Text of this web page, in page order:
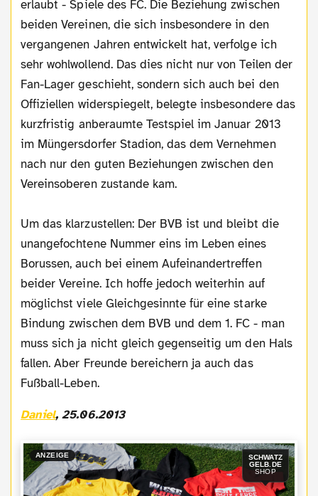
erlaubt - Spiele des FC. Die Beziehung zwischen
beiden Vereinen, die sich insbesondere in den
vergangenen Jahren entwickelt hat, verfolge ich
sehr wohlwollend. Das dies nicht nur von Teilen der
Fan-Lager geschieht, sondern sich auch bei den
Offiziellen widerspiegelt, belegte insbesondere das
kurzfristig anberaumte Testspiel im Januar 2013
im Müngersdorfer Stadion, das dem Vernehmen
nach nur den guten Beziehungen zwischen den
Vereinsoberen zustande kam.
Um das klarzustellen: Der BVB ist und bleibt die
unangefochtene Nummer eins im Leben eines
Borussen, auch bei einem Aufeinandertreffen
beider Vereine. Ich hoffe jedoch weiterhin auf
möglichst viele Gleichgesinnte für eine starke
Bindung zwischen dem BVB und dem 1. FC - man
muss sich ja nicht gleich gegenseitig um den Hals
fallen. Aber Freunde bereichern ja auch das
Fußball-Leben.
Daniel, 25.06.2013
ANZEIGE
SCHWATZ
GELB.DE
SHOP